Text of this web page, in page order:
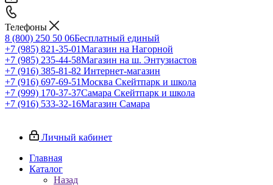
Телефоны
8 (800) 250 50 06Бесплатный единый
+7 (985) 821-35-01Магазин на Нагорной
+7 (985) 235-44-58Магазин на ш. Энтузиастов
+7 (916) 385-81-82 Интернет-магазин
+7 (916) 697-69-51Москва Скейтпарк и школа
+7 (999) 170-37-37Самара Скейтпарк и школа
+7 (916) 533-32-16Магазин Самара
Личный кабинет
Главная
Каталог
Назад